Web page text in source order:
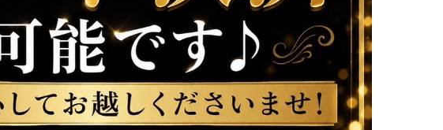
50分 3,300円
生ビール・ハイボール・各種サワー・焼酎・ウイスキー・各種ソフトドリンク飲み放題
※ご来店の際はスタッフへLINE画面をご提示ください
━━━━━━━━━━━━━━━
️本日の出勤情報 ️